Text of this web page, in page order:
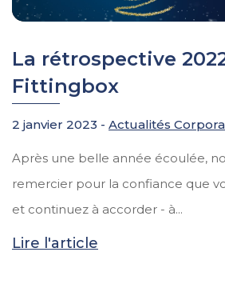
La rétrospective
Fittingbox
2 janvier 2023 - Actualités
Après une belle année écoulée,
remercier pour la confiance que
et continuez à accorder - à...
Lire l'article